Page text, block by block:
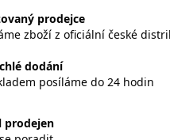
prodejce
zboží z oficiální české
dodání
posíláme do 24 hodin
prodejen